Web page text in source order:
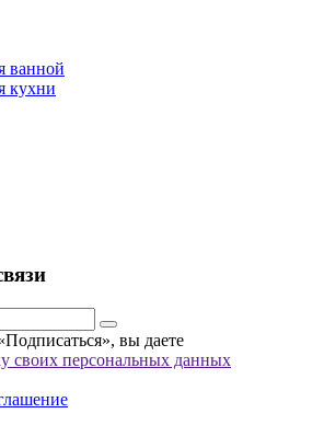
ванной
кухни
вы даете
своих персональных данных